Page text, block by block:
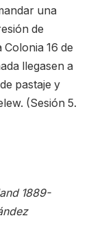
una
de
16 de
llegasen a
pastaje y
(Sesión 5.
1889-